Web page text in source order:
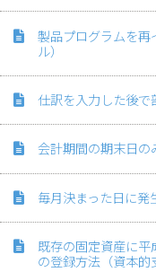
製品プログラムを再
ル）
仕訳を入力した後で
会計期間の期末日の
毎月決まった日に
既存の固定資産に
の登録方法（資本的